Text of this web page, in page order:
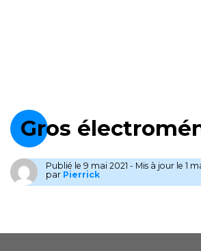
Gros
Publié le9 mai 2021 - Mis à jour le 1
par Pierrick